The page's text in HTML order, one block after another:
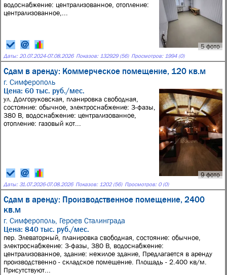
5 фото
водоснабжение: централизованное, отопление:
централизованное,...
Даты: 20.07.2024-07.08.2026 Показов: 132929 (56) Просмотров: 1994 (0)
Сдам в аренду: Коммерческое помещение, 120 кв.м
г. Симферополь
9 фото
Цена: 60 тыс. руб./мес.
ул. Долгоруковская, планировка свободная,
состояние: обычное, электроснабжение: 3-фазы,
380 В, водоснабжение: централизованное,
отопление: газовый кот...
Даты: 31.07.2026-07.08.2026 Показов: 1202 (56) Просмотров: 0 (0)
Сдам в аренду: Производственное помещение, 2400
кв.м
г. Симферополь, Героев Сталинграда
Цена: 840 тыс. руб./мес.
пер. Элеваторный, планировка свободная, состояние: обычное,
электроснабжение: 3-фазы, 380 В, водоснабжение:
централизованное, здание: нежилое здание, Предлагается в аренду
производственно - складское помещение. Площадь - 2.400 кв/м.
Присутствуют...